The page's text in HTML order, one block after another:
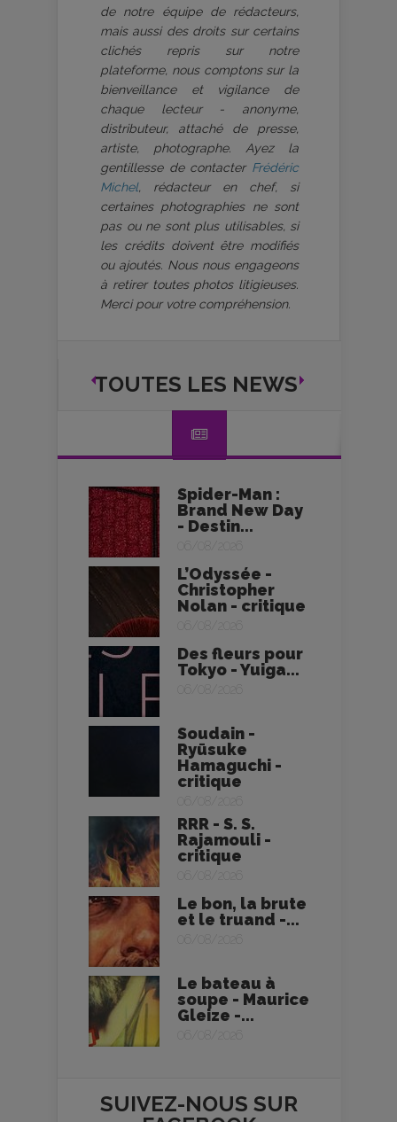
de notre équipe de rédacteurs,
mais aussi des droits sur certains
clichés repris sur notre
plateforme, nous comptons sur la
bienveillance et vigilance de
chaque lecteur - anonyme,
distributeur, attaché de presse,
artiste, photographe. Ayez la
gentillesse de contacter Frédéric
Michel, rédacteur en chef, si
certaines photographies ne sont
pas ou ne sont plus utilisables, si
les crédits doivent être modifiés
ou ajoutés. Nous nous engageons
à retirer toutes photos litigieuses.
Merci pour votre compréhension.
TOUTES LES NEWS
Spider-Man :
Brand New Day
- Destin...
06/08/2026
L’Odyssée -
Christopher
Nolan - critique
06/08/2026
Des fleurs pour
Tokyo - Yuiga...
06/08/2026
Soudain -
Ryūsuke
Hamaguchi -
critique
06/08/2026
RRR - S. S.
Rajamouli -
critique
06/08/2026
Le bon, la brute
et le truand -...
06/08/2026
Le bateau à
soupe - Maurice
Gleize -...
06/08/2026
SUIVEZ-NOUS SUR